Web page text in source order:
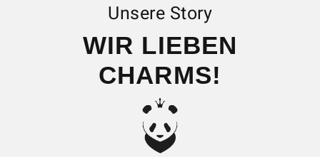
Unsere Story
WIR LIEBEN
CHARMS!